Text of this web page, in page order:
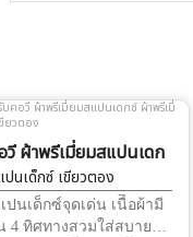
วี ผ้าพรีเมี่ยมสแปนเดก
นเด็กซ์ เขียวตอง
ปนเด็กซ์จุดเด่น เนืื้อผ้ามี
4 ทิศทางสวมใส่สบาย